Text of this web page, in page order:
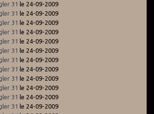
31 le 24-09-2009
31 le 24-09-2009
31 le 24-09-2009
31 le 24-09-2009
31 le 24-09-2009
31 le 24-09-2009
31 le 24-09-2009
31 le 24-09-2009
31 le 24-09-2009
31 le 24-09-2009
31 le 24-09-2009
31 le 24-09-2009